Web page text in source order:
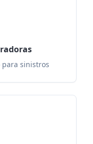
sinistros